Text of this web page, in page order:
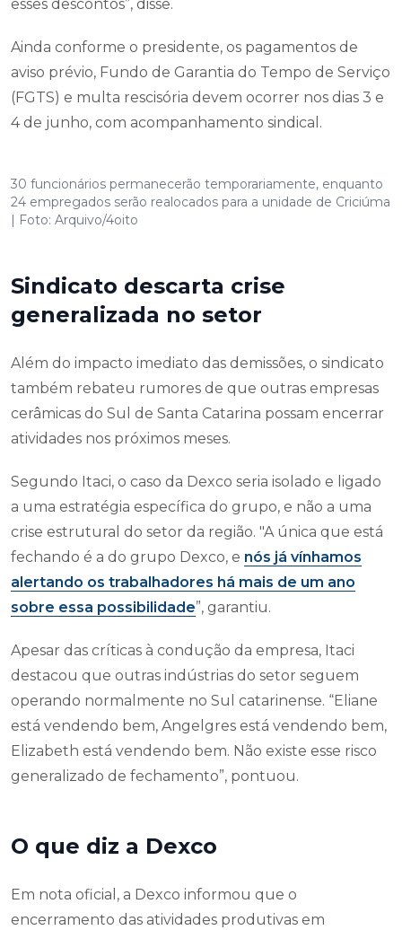
esses descontos”, disse.
Ainda conforme o presidente, os pagamentos de
aviso prévio, Fundo de Garantia do Tempo de Serviço
(FGTS) e multa rescisória devem ocorrer nos dias 3 e
4 de junho, com acompanhamento sindical.
30 funcionários permanecerão temporariamente, enquanto
24 empregados serão realocados para a unidade de Criciúma
| Foto: Arquivo/4oito
Sindicato descarta crise
generalizada no setor
Além do impacto imediato das demissões, o sindicato
também rebateu rumores de que outras empresas
cerâmicas do Sul de Santa Catarina possam encerrar
atividades nos próximos meses.
Segundo Itaci, o caso da Dexco seria isolado e ligado
a uma estratégia específica do grupo, e não a uma
crise estrutural do setor da região. "A única que está
fechando é a do grupo Dexco, e nós já vínhamos
alertando os trabalhadores há mais de um ano
sobre essa possibilidade”, garantiu.
Apesar das críticas à condução da empresa, Itaci
destacou que outras indústrias do setor seguem
operando normalmente no Sul catarinense. “Eliane
está vendendo bem, Angelgres está vendendo bem,
Elizabeth está vendendo bem. Não existe esse risco
generalizado de fechamento”, pontuou.
O que diz a Dexco
Em nota oficial, a Dexco informou que o
encerramento das atividades produtivas em